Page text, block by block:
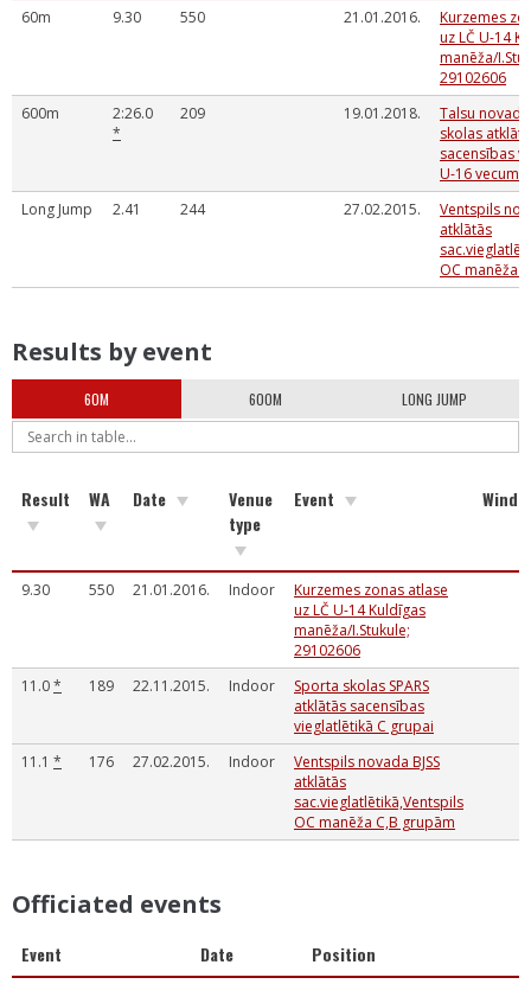
60m 9.30 550 21.01.2016.
Kurzemes
uz LČ U-14
manēža/
29102606
600m
2:26.0
*
209 19.01.2018.
Talsu
skolas
sacensības
U-16
Long Jump
2.41 244 27.02.2015.
Ventspils
atklātās
OC manēža
Results by event
60M 600M LONG JUMP
Result WA Date
Venue
type
Event Wind
9.30 550 21.01.2016. Indoor
Kurzemes zonas atlase
uz LČ U-14 Kuldīgas
manēža/I.Stukule;
29102606
11.0* 189 22.11.2015. Indoor
Sporta skolas SPARS
atklātās sacensības
vieglatlētikā C grupai
11.1 * 176 27.02.2015. Indoor
Ventspils novada BJSS
atklātās
sac.vieglatlētikā,Ventspils
OC manēža C,B grupām
Officiated events
Event Date Position